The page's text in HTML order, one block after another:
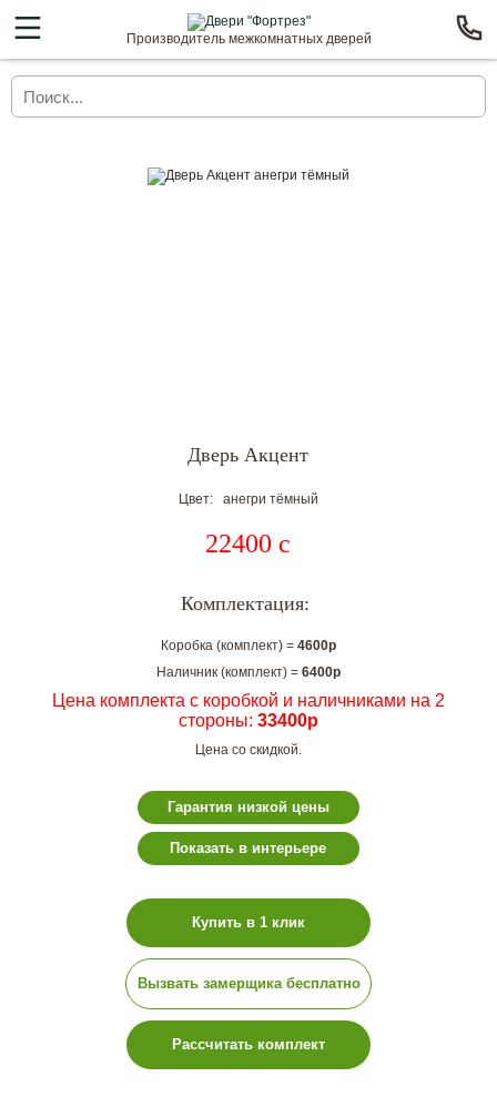
Производитель межкомнатных дверей
Дверь Акцент
Цвет: анегри тёмный
22400 c
Комплектация:
Коробка (комплект) = 4600р
Наличник (комплект) = 6400р
Цена комплекта с коробкой и наличниками на 2
стороны: 33400р
Цена со скидкой.
Гарантия низкой цены
Показать в интерьере
Купить в 1 клик
Вызвать замерщика бесплатно
Рассчитать комплект